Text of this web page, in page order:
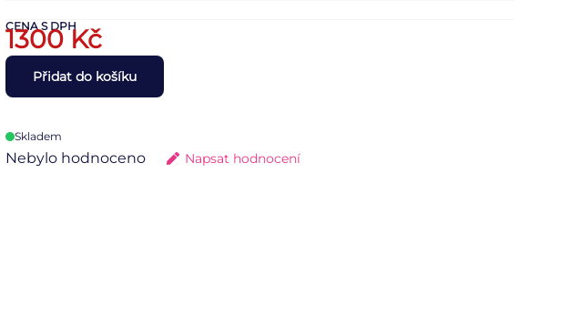
CENA S DPH
1300Kč
Přidat do košíku
Skladem
Nebylo hodnoceno Napsat hodnocení